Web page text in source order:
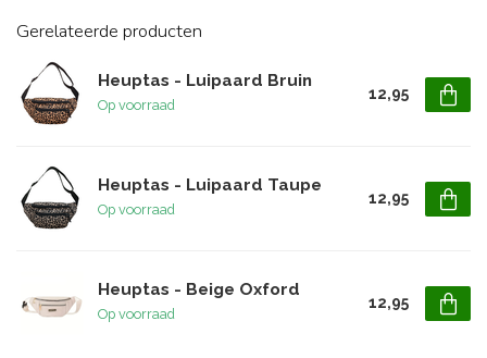
Gerelateerde producten
Heuptas - Luipaard Bruin
Op voorraad
12,95
Heuptas - Luipaard Taupe
Op voorraad
12,95
Heuptas - Beige Oxford
Op voorraad
12,95